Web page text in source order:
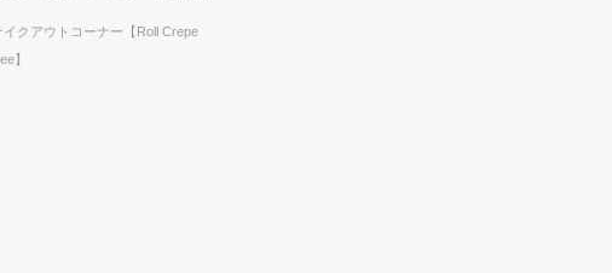
イクアウトコーナー【Roll Crepe
】